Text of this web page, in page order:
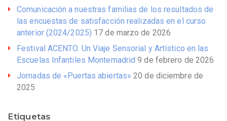
Comunicación a nuestras familias de los resultados de
las encuestas de satisfacción realizadas en el curso
anterior (2024/2025) 17 de marzo de 2026
Festival ACENTO. Un Viaje Sensorial y Artístico en las
Escuelas Infantiles Montemadrid 9 de febrero de 2026
Jornadas de «Puertas abiertas» 20 de diciembre de
2025
Etiquetas